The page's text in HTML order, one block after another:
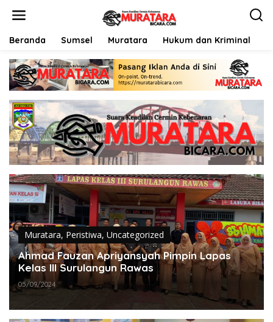
Beranda Sumsel Muratara Hukum dan Kriminal
Muratara, Peristiwa, Uncategorized
Ahmad Fauzan Apriyansyah Pimpin Lapas
Kelas III Surulangun Rawas
05/09/2024